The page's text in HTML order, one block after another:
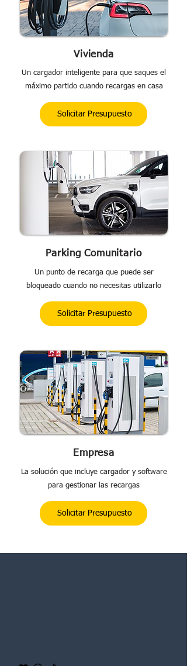
Vivienda
Un cargador inteligente para que saques el
máximo partido cuando recargas en casa
Solicitar Presupuesto
Parking Comunitario
Un punto de recarga que puede ser
bloqueado cuando no necesitas utilizarlo
Solicitar Presupuesto
Empresa
La solución que incluye cargador y software
para gestionar las recargas
Solicitar Presupuesto